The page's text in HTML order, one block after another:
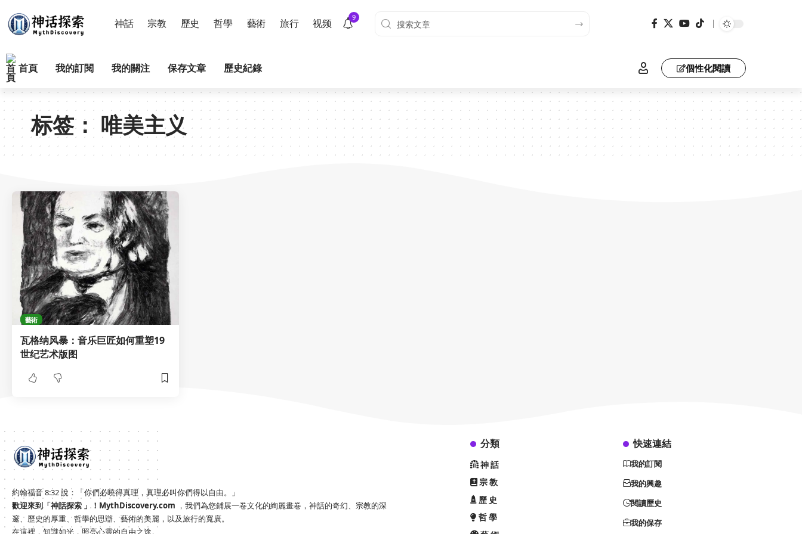
神話 宗教 歷史 哲學 藝術 旅行 视频 9
首頁 我的訂閱 我的關注 保存文章 歷史紀錄 個性化閱讀
标签： 唯美主义
藝術
瓦格纳风暴：音乐巨匠如何重塑19
世纪艺术版图
約翰福音 8:32 說：「你們必曉得真理，真理必叫你們得以自由。」
歡迎來到「神話探索 」！ MythDiscovery.com ，我們為您鋪展一卷文化的絢麗畫卷，神話的奇幻、宗教的深
邃、歷史的厚重、哲學的思辯、藝術的美麗，以及旅行的寬廣。
在這裡，知識如光，照亮心靈的自由之途。
分類
神話
宗教
歷史
哲學
快速連結
我的訂閱
我的興趣
閱讀歷史
我的保存